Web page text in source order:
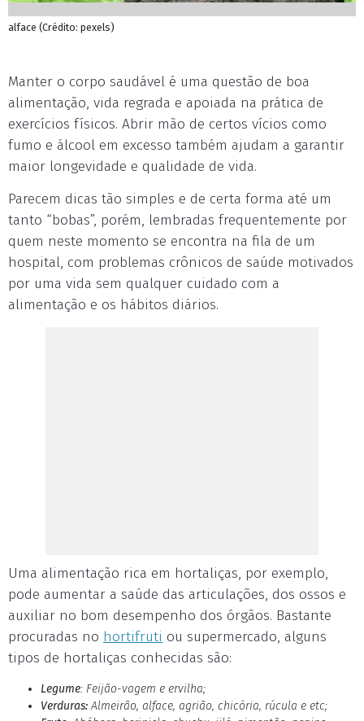
alface (Crédito: pexels)
Manter o corpo saudável é uma questão de boa
alimentação, vida regrada e apoiada na prática de
exercícios físicos. Abrir mão de certos vícios como
fumo e álcool em excesso também ajudam a garantir
maior longevidade e qualidade de vida.
Parecem dicas tão simples e de certa forma até um
tanto “bobas”, porém, lembradas frequentemente por
quem neste momento se encontra na fila de um
hospital, com problemas crônicos de saúde motivados
por uma vida sem qualquer cuidado com a
alimentação e os hábitos diários.
Uma alimentação rica em hortaliças, por exemplo,
pode aumentar a saúde das articulações, dos ossos e
auxiliar no bom desempenho dos órgãos. Bastante
procuradas no hortifruti ou supermercado, alguns
tipos de hortaliças conhecidas são:
Legume: Feijão-vagem e ervilha;
Verduras: Almeirão, alface, agrião, chicória, rúcula e etc;